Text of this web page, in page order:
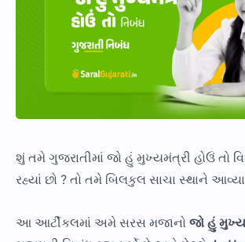
શું તમે ગુજરાતીમાં જો હું મુખ્યમંત્રી હોઉં તો
રહ્યાં છો ? તો તમે બિલકુલ સાચા સ્થાને આવ્યા
આ આર્ટીકલમાં અમે સરસ મજાનો જો હું